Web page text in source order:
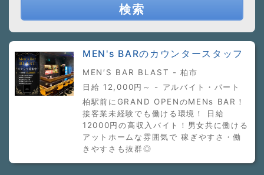
検索
MEN's BARのカウンタースタッフ
MEN′S BAR BLAST - 柏市
日給 12,000円～ - アルバイト・パート
柏駅前にGRAND OPENのMENs BAR！
接客業未経験でも働ける環境！ 日給
12000円の高収入バイト！男女共に働ける
アットホームな雰囲気で 稼ぎやすさ・働
きやすさも抜群◎